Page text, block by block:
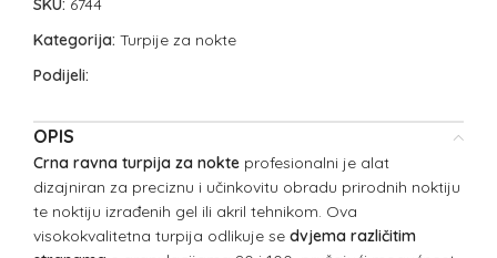
SKU: 6744
Kategorija: Turpije za nokte
Podijeli:
OPIS
Crna ravna turpija za nokte profesionalni je alat
dizajniran za preciznu i učinkovitu obradu prirodnih noktiju
te noktiju izrađenih gel ili akril tehnikom. Ova
visokokvalitetna turpija odlikuje se dvjema različitim